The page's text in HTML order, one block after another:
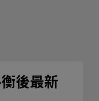
後最新